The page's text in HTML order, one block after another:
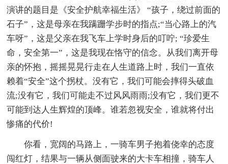
演讲的题目是《安全护航幸福生活》 “孩子，绕过前面的
石子”，这是母亲在我蹒跚学步时的指点;“当心路上的汽
车呀”，这是父亲在我飞车上学时身后的叮咛; “珍爱生
命，安全第一”，这是我现在恪守的信念。从我们离开母
亲的怀抱，摇摇晃晃行走在人生道路上时，我们一直依
赖着“安全”这个拐杖。没有它，我们可能会摔得头破血
流;没有它，我们可能走不过风风雨雨;没有它，我们更不
可能到达人生辉煌的顶峰。谁若忽视安全，谁就将付出
惨痛的代价!
你看，宽阔的马路上，一骑车男子抱着侥幸的态度
闯红灯，结果与一辆从侧面驶来的大卡车相撞，骑车人